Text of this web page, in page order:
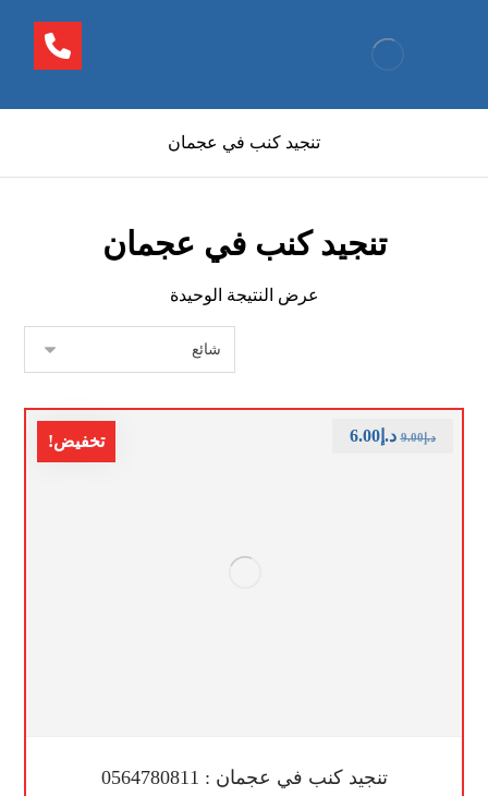
تنجيد كنب في عجمان
تنجيد كنب في عجمان
عرض النتيجة الوحيدة
تخفيض!
تنجيد كنب في عجمان : 0564780811
د.إ9.00 د.إ6.00